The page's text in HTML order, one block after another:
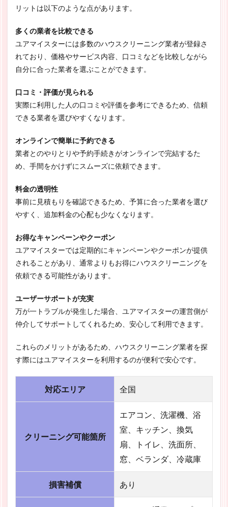
リットは以下のような点があります。
多くの業者を比較できる
ユアマイスターには多数のハウスクリーニング業者が登録さ
れており、価格やサービス内容、口コミなどを比較しながら
自分に合った業者を選ぶことができます。
口コミ・評価が見られる
実際に利用した人の口コミや評価を参考にできるため、信頼
できる業者を選びやすくなります。
オンラインで簡単に予約できる
業者とのやりとりや予約手続きがオンラインで完結するた
め、手間をかけずにスムーズに依頼できます。
料金の透明性
事前に見積もりを確認できるため、予算に合った業者を選び
やすく、追加料金の心配も少なくなります。
お得なキャンペーンやクーポン
ユアマイスターでは定期的にキャンペーンやクーポンが提供
されることがあり、通常よりもお得にハウスクリーニングを
依頼できる可能性があります。
ユーザーサポートが充実
万が一トラブルが発生した場合、ユアマイスターの運営側が
仲介してサポートしてくれるため、安心して利用できます。
これらのメリットがあるため、ハウスクリーニング業者を探
す際にはユアマイスターを利用するのが便利で安心です。
対応エリア 全国
クリーニング可能箇所
エアコン、洗濯機、浴
室、キッチン、換気
扇、トイレ、洗面所、
窓、ベランダ、冷蔵庫
損害補償 あり